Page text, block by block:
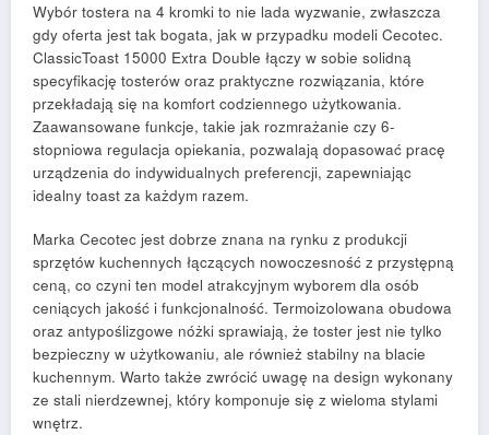
Wybór tostera na 4 kromki to nie lada wyzwanie, zwłaszcza
gdy oferta jest tak bogata, jak w przypadku modeli Cecotec.
ClassicToast 15000 Extra Double łączy w sobie solidną
specyfikację tosterów oraz praktyczne rozwiązania, które
przekładają się na komfort codziennego użytkowania.
Zaawansowane funkcje, takie jak rozmrażanie czy 6-
stopniowa regulacja opiekania, pozwalają dopasować pracę
urządzenia do indywidualnych preferencji, zapewniając
idealny toast za każdym razem.
Marka Cecotec jest dobrze znana na rynku z produkcji
sprzętów kuchennych łączących nowoczesność z przystępną
ceną, co czyni ten model atrakcyjnym wyborem dla osób
ceniących jakość i funkcjonalność. Termoizolowana obudowa
oraz antypoślizgowe nóżki sprawiają, że toster jest nie tylko
bezpieczny w użytkowaniu, ale również stabilny na blacie
kuchennym. Warto także zwrócić uwagę na design wykonany
ze stali nierdzewnej, który komponuje się z wieloma stylami
wnętrz.